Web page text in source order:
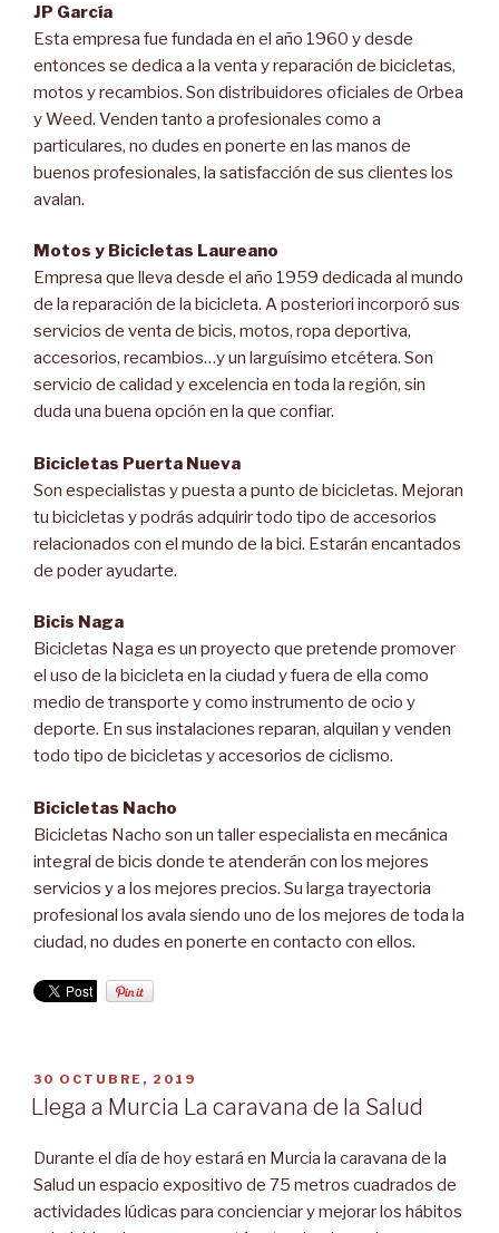
JP García
Esta empresa fue fundada en el año 1960 y desde
entonces se dedica a la venta y reparación de bicicletas,
motos y recambios. Son distribuidores oficiales de Orbea
y Weed. Venden tanto a profesionales como a
particulares, no dudes en ponerte en las manos de
buenos profesionales, la satisfacción de sus clientes los
avalan.
Motos y Bicicletas Laureano
Empresa que lleva desde el año 1959 dedicada al mundo
de la reparación de la bicicleta. A posteriori incorporó sus
servicios de venta de bicis, motos, ropa deportiva,
accesorios, recambios…y un larguísimo etcétera. Son
servicio de calidad y excelencia en toda la región, sin
duda una buena opción en la que confiar.
Bicicletas Puerta Nueva
Son especialistas y puesta a punto de bicicletas. Mejoran
tu bicicletas y podrás adquirir todo tipo de accesorios
relacionados con el mundo de la bici. Estarán encantados
de poder ayudarte.
Bicis Naga
Bicicletas Naga es un proyecto que pretende promover
el uso de la bicicleta en la ciudad y fuera de ella como
medio de transporte y como instrumento de ocio y
deporte. En sus instalaciones reparan, alquilan y venden
todo tipo de bicicletas y accesorios de ciclismo.
Bicicletas Nacho
Bicicletas Nacho son un taller especialista en mecánica
integral de bicis donde te atenderán con los mejores
servicios y a los mejores precios. Su larga trayectoria
profesional los avala siendo uno de los mejores de toda la
ciudad, no dudes en ponerte en contacto con ellos.
PUBLICADO
EL
30 OCTUBRE, 2019
Llega a Murcia La caravana de la Salud
Durante el día de hoy estará en Murcia la caravana de la
Salud un espacio expositivo de 75 metros cuadrados de
actividades lúdicas para concienciar y mejorar los hábitos